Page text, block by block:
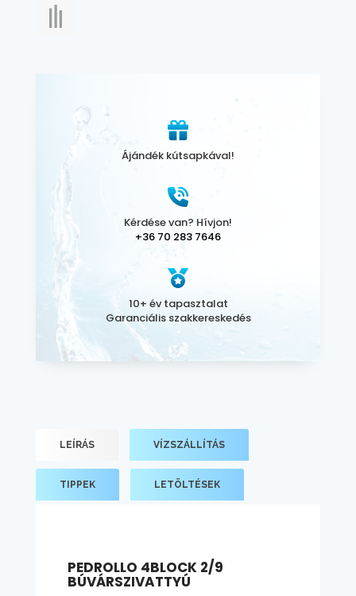
Ájándék kútsapkával!
Kérdése van? Hívjon!
+36 70 283 7646
10+ év tapasztalat
Garanciális szakkereskedés
LEÍRÁS VÍZSZÁLLÍTÁS
TIPPEK LETÖLTÉSEK
PEDROLLO 4BLOCK 2/9
BÚVÁRSZIVATTYÚ